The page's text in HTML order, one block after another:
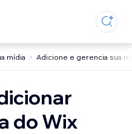
mídia Adicione e gerencia sua
do Wix